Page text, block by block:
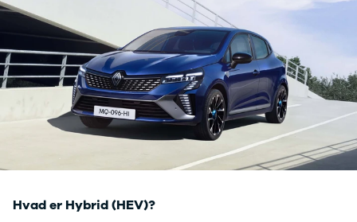
Anmeldelser
Privatleasing
Tilbud
CX-30
Anmeldelser
Privatleasing
Tilbud
Modeller
Tilbud
CX-60
Mercedes
Se alle
Mercedes
Elbil
A-Klasse
A200
Hvad er Hybrid (HEV)?